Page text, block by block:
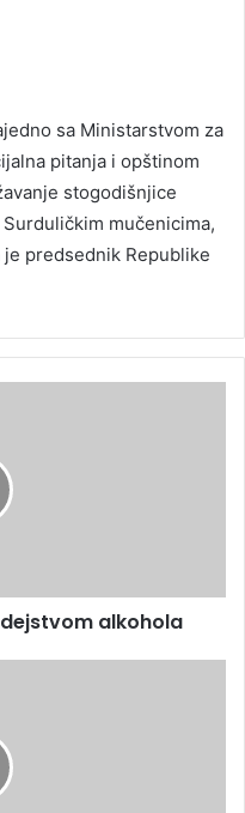
sa Ministarstvom za
pitanja i opštinom
stogodišnjice
mučenicima,
predsednik Republike
alkohola